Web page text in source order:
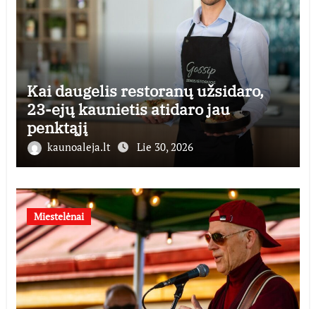
Kai daugelis restoranų užsidaro,
23-ejų kaunietis atidaro jau
penktąjį
kaunoaleja.lt Lie 30, 2026
Miestelėnai